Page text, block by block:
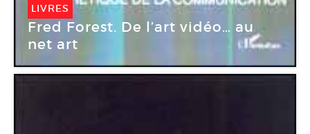
LIVRES
Fred Forest. De l’art vidéo… au
net art